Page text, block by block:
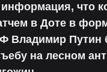
информация, что
в Доте в
Владимир Путин
на лесном